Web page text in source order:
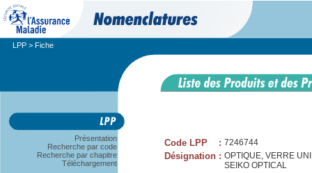
LPP > Fiche
Présentation
Recherche par code
Recherche par chapitre
Téléchargement
Code LPP : 7246744
Désignation : OPTIQUE, VERRE
SEIKO OPTICAL